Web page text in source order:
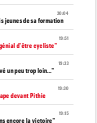
20:04
jeunes de sa formation
19:51
d'être cycliste"
19:33
un peu trop loin…"
19:30
devant Pithie
19:15
encore la victoire"